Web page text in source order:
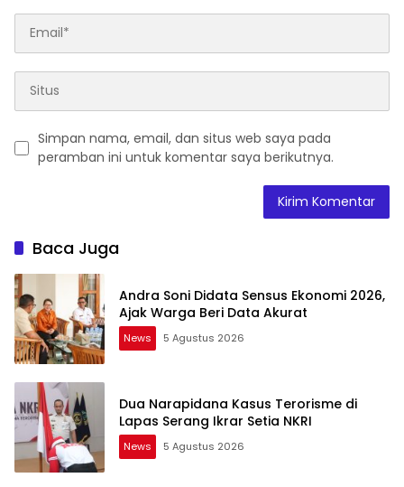
Simpan nama, email, dan situs web saya pada
peramban ini untuk komentar saya berikutnya.
Baca Juga
Andra Soni Didata Sensus Ekonomi 2026,
Ajak Warga Beri Data Akurat
News 5 Agustus 2026
Dua Narapidana Kasus Terorisme di
Lapas Serang Ikrar Setia NKRI
News 5 Agustus 2026